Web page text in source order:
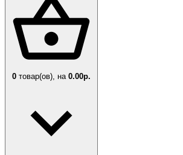
0 товар(ов), на 0.00р.